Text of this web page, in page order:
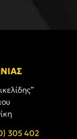
305 402